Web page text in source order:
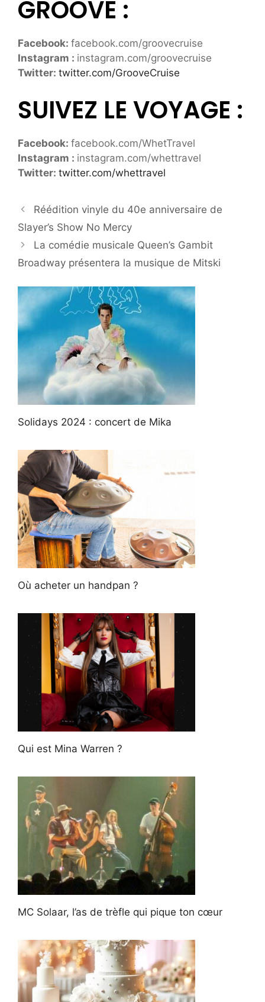
GROOVE :
Facebook: facebook.com/groovecruise
Instagram : instagram.com/groovecruise
Twitter: twitter.com/GrooveCruise
SUIVEZ LE VOYAGE :
Facebook: facebook.com/WhetTravel
Instagram : instagram.com/whettravel
Twitter: twitter.com/whettravel
Réédition vinyle du 40e anniversaire de
Slayer’s Show No Mercy
La comédie musicale Queen’s Gambit
Broadway présentera la musique de Mitski
Solidays 2024 : concert de Mika
Où acheter un handpan ?
Qui est Mina Warren ?
MC Solaar, l’as de trèfle qui pique ton cœur